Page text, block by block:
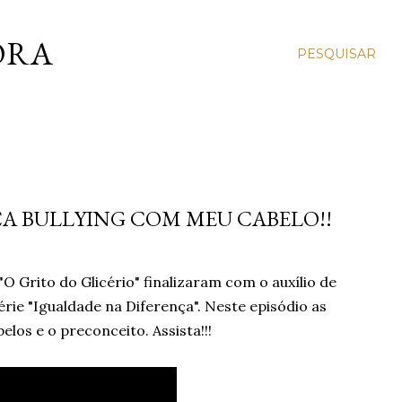
PESQUISAR
BULLYING COM MEU CABELO!!
Grito do Glicério" finalizaram com o auxílio de
"Igualdade na Diferença". Neste episódio as
e o preconceito. Assista!!!